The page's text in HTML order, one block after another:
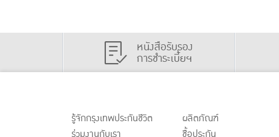
หนังสือรับรอง
การชำระเบี้ยฯ
รู้จักกรุงเทพประกันชีวิต
ร่วมงานกับเรา
ผลิตภัณฑ์
ชื้อประกัน